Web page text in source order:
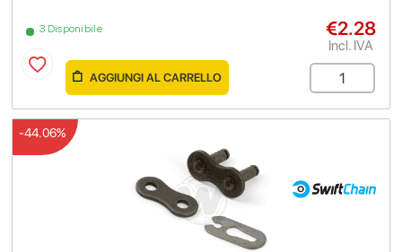
3 Disponibile €2.28
Incl. IVA
AGGIUNGI AL CARRELLO
-44.06%